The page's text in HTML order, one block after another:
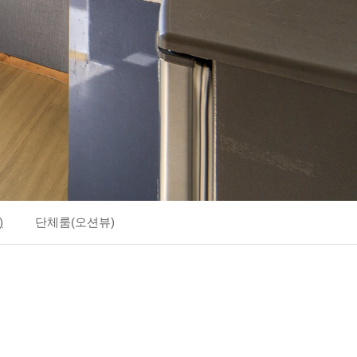
단체룸(오션뷰)